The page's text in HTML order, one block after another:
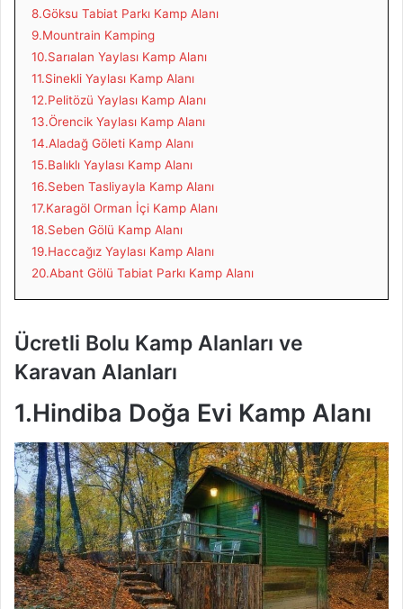
8.Göksu Tabiat Parkı Kamp Alanı
9.Mountrain Kamping
10.Sarıalan Yaylası Kamp Alanı
11.Sinekli Yaylası Kamp Alanı
12.Pelitözü Yaylası Kamp Alanı
13.Örencik Yaylası Kamp Alanı
14.Aladağ Göleti Kamp Alanı
15.Balıklı Yaylası Kamp Alanı
16.Seben Tasliyayla Kamp Alanı
17.Karagöl Orman İçi Kamp Alanı
18.Seben Gölü Kamp Alanı
19.Haccağız Yaylası Kamp Alanı
20.Abant Gölü Tabiat Parkı Kamp Alanı
Ücretli Bolu Kamp Alanları ve
Karavan Alanları
1.Hindiba Doğa Evi Kamp Alanı